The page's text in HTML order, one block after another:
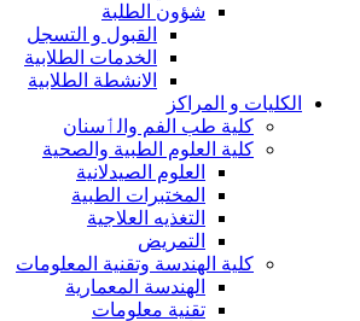
شؤون الطلبة
القبول و التسجل
الخدمات الطلابية
الانشطة الطلابية
الكليات و المراكز
كلية طب الفم والٲسنان
كلية العلوم الطبية والصحية
العلوم الصيدلانية
المختبرات الطبية
التغذيه العلاجية
التمريض
كلية الهندسة وتقنية المعلومات
الهندسة المعمارية
تقنية معلومات